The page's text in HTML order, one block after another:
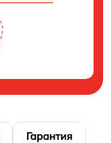
Гарантия